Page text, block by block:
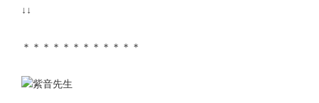
↓↓
＊＊＊＊＊＊＊＊＊＊＊＊